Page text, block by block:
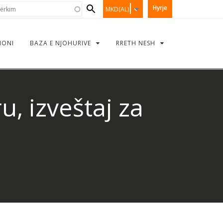
Hyrje
MKD(AL)
BAZA E NJOHURIVE RRETH NESH
izveštaj za